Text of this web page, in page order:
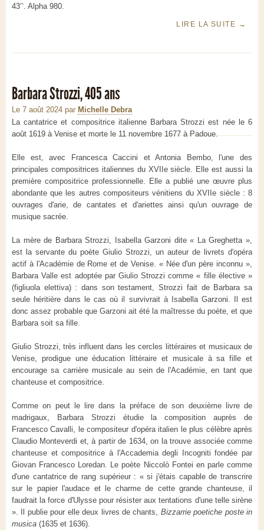
43’’. Alpha 980.
LIRE LA SUITE →
Barbara Strozzi, 405 ans
Le 7 août 2024 par Michelle Debra
La cantatrice et compositrice italienne Barbara Strozzi est née le 6
août 1619 à Venise et morte le 11 novembre 1677 à Padoue.
Elle est, avec Francesca Caccini et Antonia Bembo, l'une des
principales compositrices italiennes du XVIIe siècle. Elle est aussi la
première compositrice professionnelle. Elle a publié une œuvre plus
abondante que les autres compositeurs vénitiens du XVIIe siècle : 8
ouvrages d'arie, de cantates et d'ariettes ainsi qu'un ouvrage de
musique sacrée.
La mère de Barbara Strozzi, Isabella Garzoni dite « La Greghetta »,
est la servante du poète Giulio Strozzi, un auteur de livrets d'opéra
actif à l'Académie de Rome et de Venise. « Née d'un père inconnu »,
Barbara Valle est adoptée par Giulio Strozzi comme « fille élective »
(figliuola elettiva) : dans son testament, Strozzi fait de Barbara sa
seule héritière dans le cas où il survivrait à Isabella Garzoni. Il est
donc assez probable que Garzoni ait été la maîtresse du poète, et que
Barbara soit sa fille.
Giulio Strozzi, très influent dans les cercles littéraires et musicaux de
Venise, prodigue une éducation littéraire et musicale à sa fille et
encourage sa carrière musicale au sein de l'Académie, en tant que
chanteuse et compositrice.
Comme on peut le lire dans la préface de son deuxième livre de
madrigaux, Barbara Strozzi étudie la composition auprès de
Francesco Cavalli, le compositeur d'opéra italien le plus célèbre après
Claudio Monteverdi et, à partir de 1634, on la trouve associée comme
chanteuse et compositrice à l'Accademia degli Incogniti fondée par
Giovan Francesco Loredan. Le poète Niccolò Fontei en parle comme
d'une cantatrice de rang supérieur : « si j'étais capable de transcrire
sur le papier l'audace et le charme de cette grande chanteuse, il
faudrait la force d'Ulysse pour résister aux tentations d'une telle sirène
». Il publie pour elle deux livres de chants, Bizzarrie poetiche poste in
musica (1635 et 1636).